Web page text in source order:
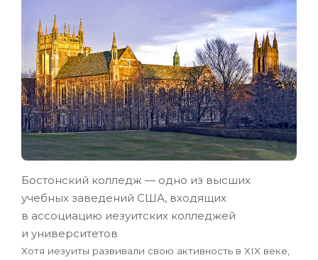
Бостонский колледж — одно из высших
учебных заведений США, входящих
в ассоциацию иезуитских колледжей
и университетов
Хотя иезуиты развивали свою активность в XIX веке,